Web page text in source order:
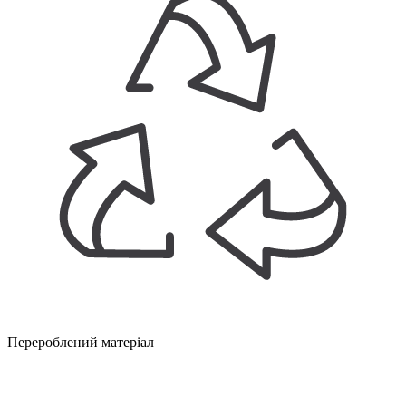
Перероблений матеріал